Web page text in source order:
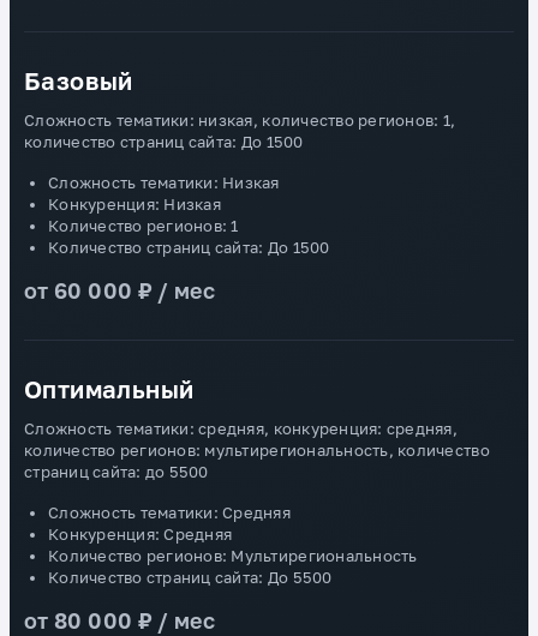
Базовый
Сложность тематики: низкая, количество регионов: 1,
количество страниц сайта: До 1500
Сложность тематики: Низкая
Конкуренция: Низкая
Количество регионов: 1
Количество страниц сайта: До 1500
от 60 000 ₽ / мес
Оптимальный
Сложность тематики: средняя, конкуренция: средняя,
количество регионов: мультирегиональность, количество
страниц сайта: до 5500
Сложность тематики: Средняя
Конкуренция: Средняя
Количество регионов: Мультирегиональность
Количество страниц сайта: До 5500
от 80 000 ₽ / мес